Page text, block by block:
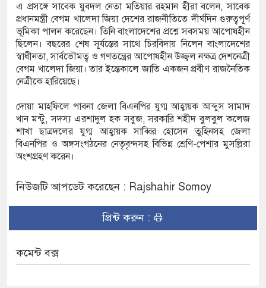
এ প্রসঙ্গে সাবেক যুবদল নেতা মতিয়ার রহমান হীরা বলেন, সাবেক
প্রধানমন্ত্রী বেগম খালেদা জিয়া দেশের রাজনীতিতে দীর্ঘদিন গুরুত্বপূর্ণ
ভূমিকা পালন করেছেন। তিনি বাংলাদেশের প্রশ্নে সবসময় আপোষহীন
ছিলেন। বছরের শেষ সূর্যস্তের সাথে চিরবিদায় নিলেন বাংলাদেশের
স্বাধীনতা, সার্বভৌমত্ব ও গণতন্ত্রের আপোষহীন উজ্জ্বল নক্ষত্র দেশনেত্রী
বেগম খালেদা জিয়া। তার ইন্তেকালে জাতি একজন প্রবীণ রাজনৈতিক
নেত্রীকে হারিয়েছে।
দোয়া মাহফিলে পাবনা জেলা বিএনপির যুগ্ম আহ্বায়ক আব্দুস সামাদ
খান মন্টু, সদস্য এরশাদুল হক সবুজ, সরকারি শহীদ বুলবুল কলেজ
শাখা ছাত্রদলের যুগ্ম আহ্বায়ক সাব্বির হোসেন তুহিনসহ জেলা
বিএনপির ও অঙ্গসংগঠনের নেতৃবৃন্দসহ বিভিন্ন শ্রেণি-পেশার মুসল্লিরা
অংশগ্রহণ করেন।
নিউজটি আপডেট করেছেন : Rajshahir Somoy
প্রিন্ট করুন :
কমেন্ট বক্স